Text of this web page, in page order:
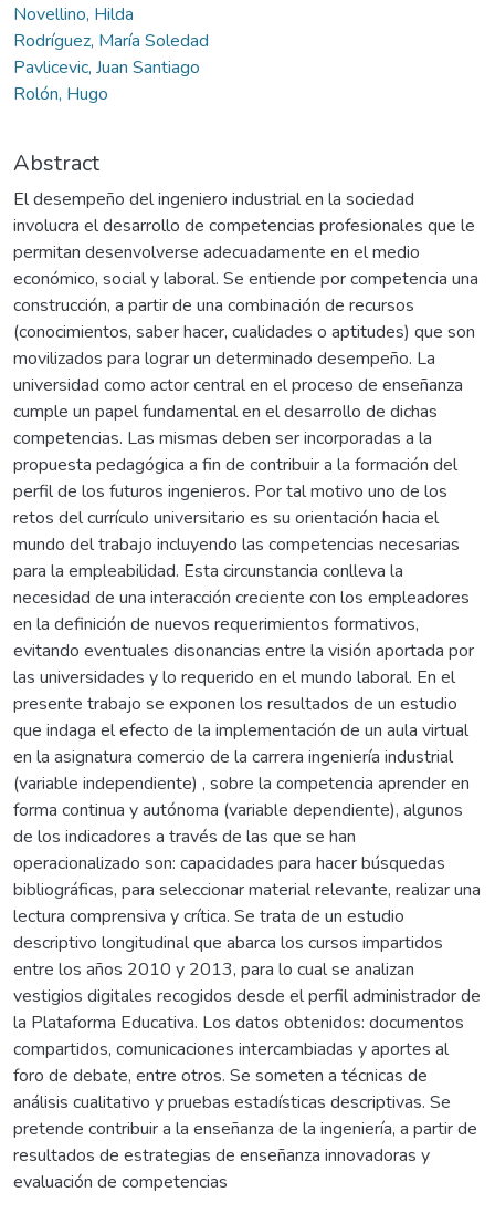
Novellino, Hilda
Rodríguez, María Soledad
Pavlicevic, Juan Santiago
Rolón, Hugo
Abstract
El desempeño del ingeniero industrial en la sociedad
involucra el desarrollo de competencias profesionales que le
permitan desenvolverse adecuadamente en el medio
económico, social y laboral. Se entiende por competencia una
construcción, a partir de una combinación de recursos
(conocimientos, saber hacer, cualidades o aptitudes) que son
movilizados para lograr un determinado desempeño. La
universidad como actor central en el proceso de enseñanza
cumple un papel fundamental en el desarrollo de dichas
competencias. Las mismas deben ser incorporadas a la
propuesta pedagógica a fin de contribuir a la formación del
perfil de los futuros ingenieros. Por tal motivo uno de los
retos del currículo universitario es su orientación hacia el
mundo del trabajo incluyendo las competencias necesarias
para la empleabilidad. Esta circunstancia conlleva la
necesidad de una interacción creciente con los empleadores
en la definición de nuevos requerimientos formativos,
evitando eventuales disonancias entre la visión aportada por
las universidades y lo requerido en el mundo laboral. En el
presente trabajo se exponen los resultados de un estudio
que indaga el efecto de la implementación de un aula virtual
en la asignatura comercio de la carrera ingeniería industrial
(variable independiente) , sobre la competencia aprender en
forma continua y autónoma (variable dependiente), algunos
de los indicadores a través de las que se han
operacionalizado son: capacidades para hacer búsquedas
bibliográficas, para seleccionar material relevante, realizar una
lectura comprensiva y crítica. Se trata de un estudio
descriptivo longitudinal que abarca los cursos impartidos
entre los años 2010 y 2013, para lo cual se analizan
vestigios digitales recogidos desde el perfil administrador de
la Plataforma Educativa. Los datos obtenidos: documentos
compartidos, comunicaciones intercambiadas y aportes al
foro de debate, entre otros. Se someten a técnicas de
análisis cualitativo y pruebas estadísticas descriptivas. Se
pretende contribuir a la enseñanza de la ingeniería, a partir de
resultados de estrategias de enseñanza innovadoras y
evaluación de competencias